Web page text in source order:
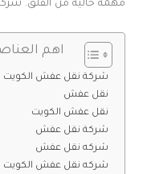
مهمة خالية من القلق.
اهم
شركة نقل عفش الكويت
نقل عفش
نقل عفش الكويت
شركة نقل عفش
شركه نقل عفش
شركه نقل عفش الكويت